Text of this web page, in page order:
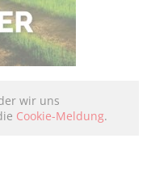
wir uns
Cookie-Meldung.